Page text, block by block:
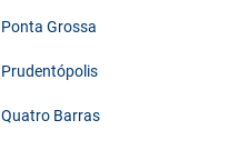
Ponta Grossa
Prudentópolis
Quatro Barras